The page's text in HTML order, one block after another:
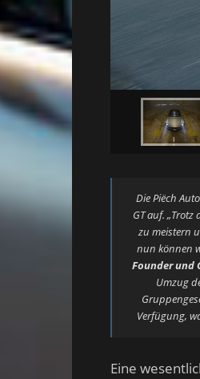
Die Piëch
GT auf.
zu meistern
nun können
Founder und
Umzug
Verfügung,
Eine